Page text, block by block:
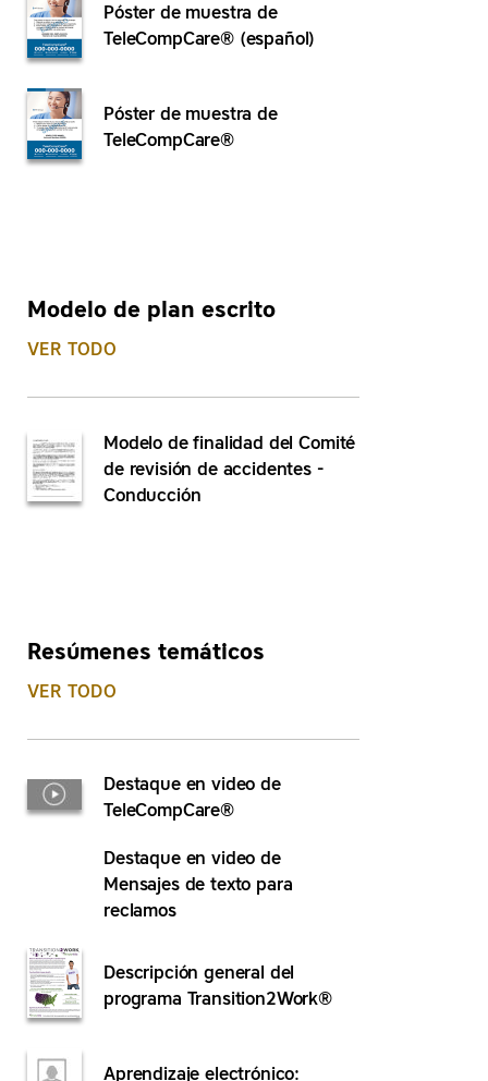
Póster de muestra de
TeleCompCare® (español)
Póster de muestra de
TeleCompCare®
Modelo de plan escrito
VER TODO
Modelo de finalidad del Comité
de revisión de accidentes -
Conducción
Resúmenes temáticos
VER TODO
Destaque en video de
TeleCompCare®
Destaque en video de
Mensajes de texto para
reclamos
Descripción general del
programa Transition2Work®
Aprendizaje electrónico: